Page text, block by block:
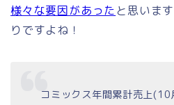
様々な要因があったと思いま
りですよね！
コミックス年間累計売上(10